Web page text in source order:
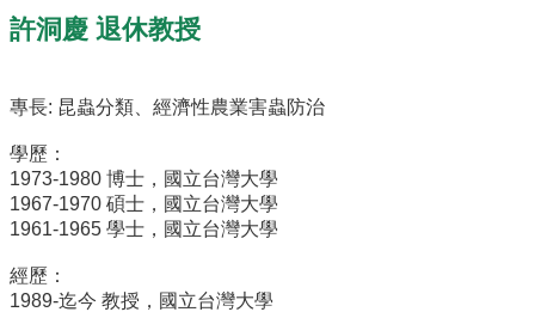
消
息
所
介
系
所
法
許洞慶 退休教授
專長: 昆蟲分類、經濟性農業害蟲防治
學歷：
1973-1980 博士，國立台灣大學
1967-1970 碩士，國立台灣大學
1961-1965 學士，國立台灣大學
經歷：
1989-迄今 教授，國立台灣大學